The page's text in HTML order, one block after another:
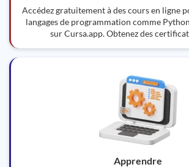
Accédez gratuitement à des cours en ligne
langages de programmation comme
sur Cursa.app. Obtenez des
Apprendre